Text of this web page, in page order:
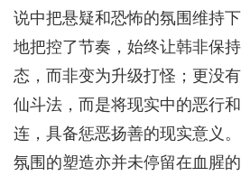
说中把悬疑和恐怖的氛围维持
地把控了节奏，始终让韩非保
态，而非变为升级打怪；更没
仙斗法，而是将现实中的恶行
连，具备惩恶扬善的现实意义
氛围的塑造亦并未停留在血腥